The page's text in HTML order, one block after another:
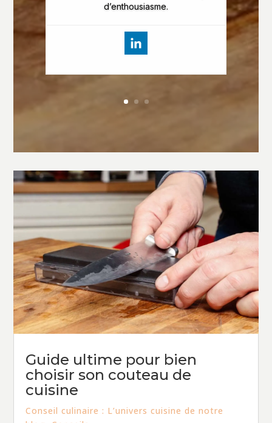
d’enthousiasme.
Guide ultime pour bien
choisir son couteau de
cuisine
Conseil culinaire : L’univers cuisine de notre